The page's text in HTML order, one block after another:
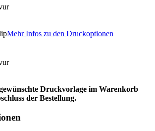
Mehr Infos zu den Druckoptionen
Druckvorlage im Warenkorb
der Bestellung.